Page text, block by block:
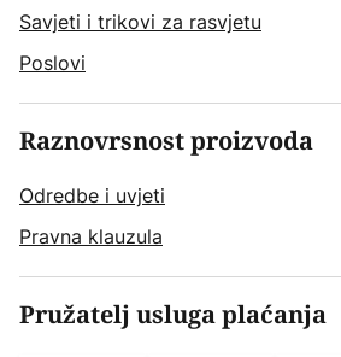
Savjeti i trikovi za rasvjetu
Poslovi
Raznovrsnost proizvoda
Odredbe i uvjeti
Pravna klauzula
Pružatelj usluga plaćanja